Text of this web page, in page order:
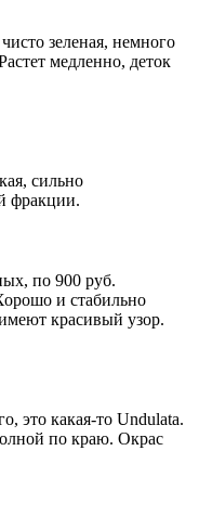
зеленая, немного
медленно, деток
сильно
фракции.
по 900 руб.
и стабильно
красивый узор.
это какая-то Undulata.
по краю. Окрас